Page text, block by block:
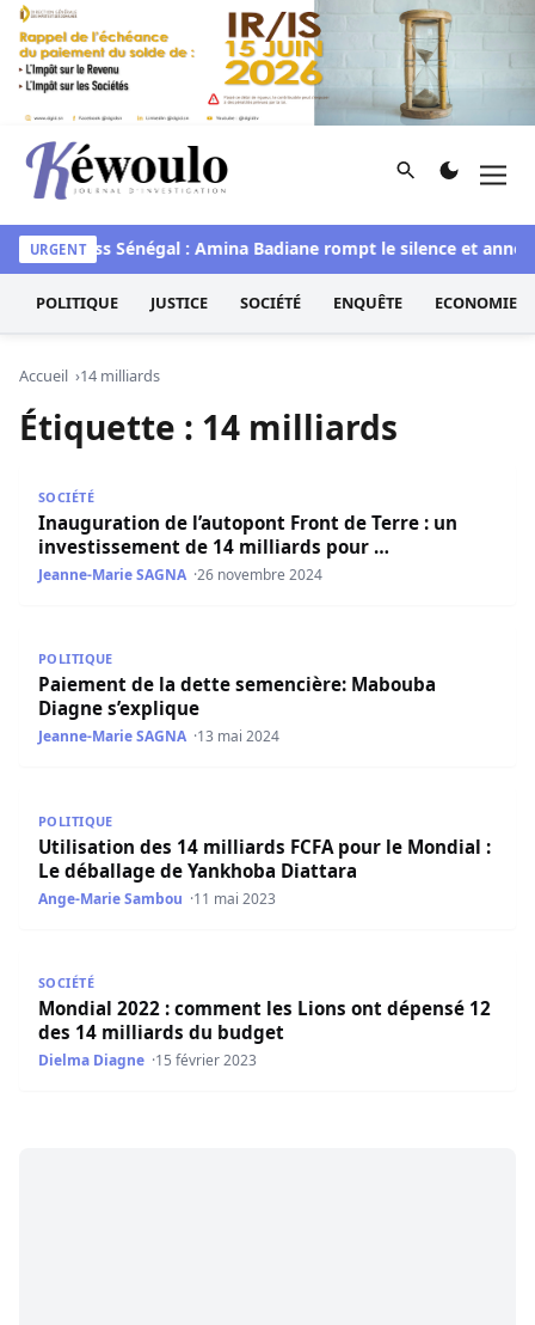
Aller au contenu
Kéwoulo, le premier site d'information et d'investigation
Rechercher
URGENTMiss Sénégal : Amina Badiane rompt le silence et
POLITIQUE JUSTICE SOCIÉTÉ ENQUÊTE ECONOMIE
Accueil 14 milliards
Étiquette : 14 milliards
SOCIÉTÉ
Inauguration de l’autopont Front de Terre : un
investissement de 14 milliards pour …
Jeanne-Marie SAGNA 26 novembre 2024
POLITIQUE
Paiement de la dette semencière: Mabouba
Diagne s’explique
Jeanne-Marie SAGNA 13 mai 2024
POLITIQUE
Utilisation des 14 milliards FCFA pour le Mondial :
Le déballage de Yankhoba Diattara
Ange-Marie Sambou 11 mai 2023
SOCIÉTÉ
Mondial 2022 : comment les Lions ont dépensé 12
des 14 milliards du budget
Dielma Diagne 15 février 2023